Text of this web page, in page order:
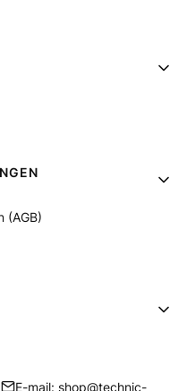
(AGB)
E-mail: shop@technic-